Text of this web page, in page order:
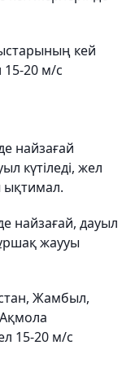
кей
15-20 м/с
найзағай
күтіледі, жел
ықтимал.
найзағай, дауыл
жаууы
Жамбыл,
15-20 м/с